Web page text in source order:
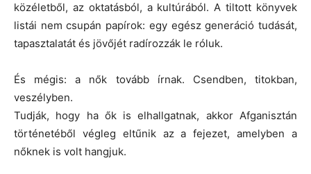
közéletből, az oktatásból, a kultúrából. A tiltott könyvek
listái nem csupán papírok: egy egész generáció tudását,
tapasztalatát és jövőjét radírozzák le róluk.
És mégis: a nők tovább írnak. Csendben, titokban,
veszélyben.
Tudják, hogy ha ők is elhallgatnak, akkor Afganisztán
történetéből végleg eltűnik az a fejezet, amelyben a
nőknek is volt hangjuk.